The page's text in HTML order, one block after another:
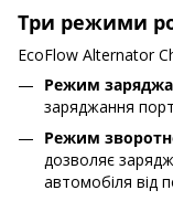
Три режими
EcoFlow Alternator
Режим
заряджання
Режим
дозволяє
автомобіля від